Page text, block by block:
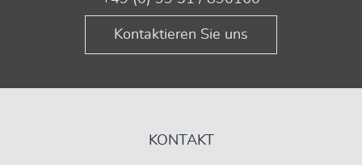
Kontaktieren Sie uns
KONTAKT